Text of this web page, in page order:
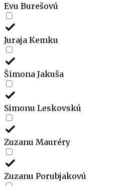
Evu Burešovú
Juraja Kemku
Šimona Jakuša
Simonu Leskovskú
Zuzanu Mauréry
Zuzanu Porubjakovú